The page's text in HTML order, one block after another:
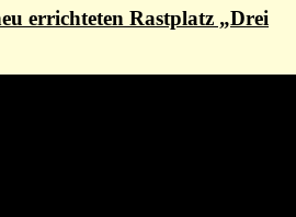
errichteten Rastplatz „Drei